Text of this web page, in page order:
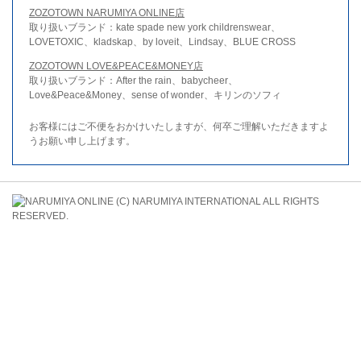
ZOZOTOWN NARUMIYA ONLINE店
取り扱いブランド：kate spade new york childrenswear、
LOVETOXIC、kladskap、by loveit、Lindsay、BLUE CROSS
ZOZOTOWN LOVE&PEACE&MONEY店
取り扱いブランド：After the rain、babycheer、
Love&Peace&Money、sense of wonder、キリンのソフィ
お客様にはご不便をおかけいたしますが、何卒ご理解いただきますよ
うお願い申し上げます。